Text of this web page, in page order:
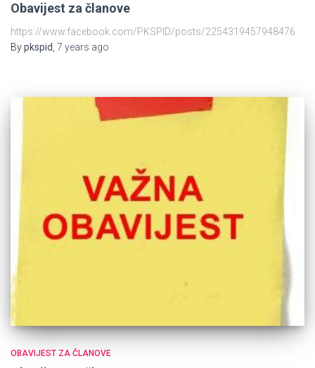
Obavijest za članove
https://www.facebook.com/PKSPID/posts/2254319457948476
Bypkspid 7 years ago
OBAVIJEST ZA ČLANOVE